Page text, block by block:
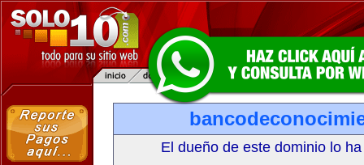
El dueño de este dominio lo